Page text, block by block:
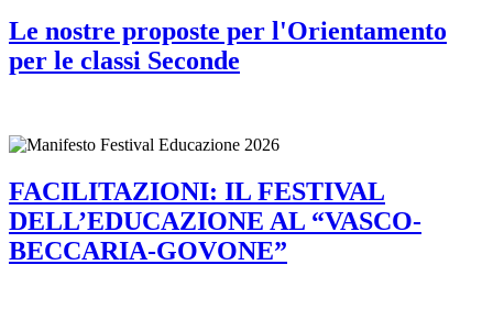
Le nostre proposte per l'Orientamento
per le classi Seconde
FACILITAZIONI: IL FESTIVAL
DELL’EDUCAZIONE AL “VASCO-
BECCARIA-GOVONE”